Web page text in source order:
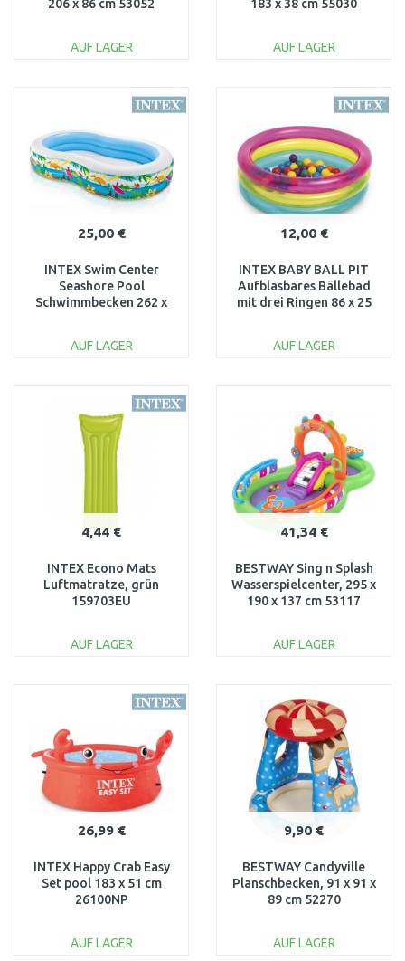
206 x 86 cm 53052
AUF LAGER
183 x 38 cm 55030
AUF LAGER
25,00 €
INTEX Swim Center
Seashore Pool
Schwimmbecken 262 x
AUF LAGER
Vergleichen
12,00 €
INTEX BABY BALL PIT
Aufblasbares Bällebad
mit drei Ringen 86 x 25
AUF LAGER
Vergleichen
4,44 €
INTEX Econo Mats
Luftmatratze, grün
159703EU
AUF LAGER
41,34 €
BESTWAY Sing n Splash
Wasserspielcenter, 295 x
190 x 137 cm 53117
AUF LAGER
Vergleichen
26,99 €
INTEX Happy Crab Easy
Set pool 183 x 51 cm
26100NP
AUF LAGER
9,90 €
BESTWAY Candyville
Planschbecken, 91 x 91 x
89 cm 52270
AUF LAGER